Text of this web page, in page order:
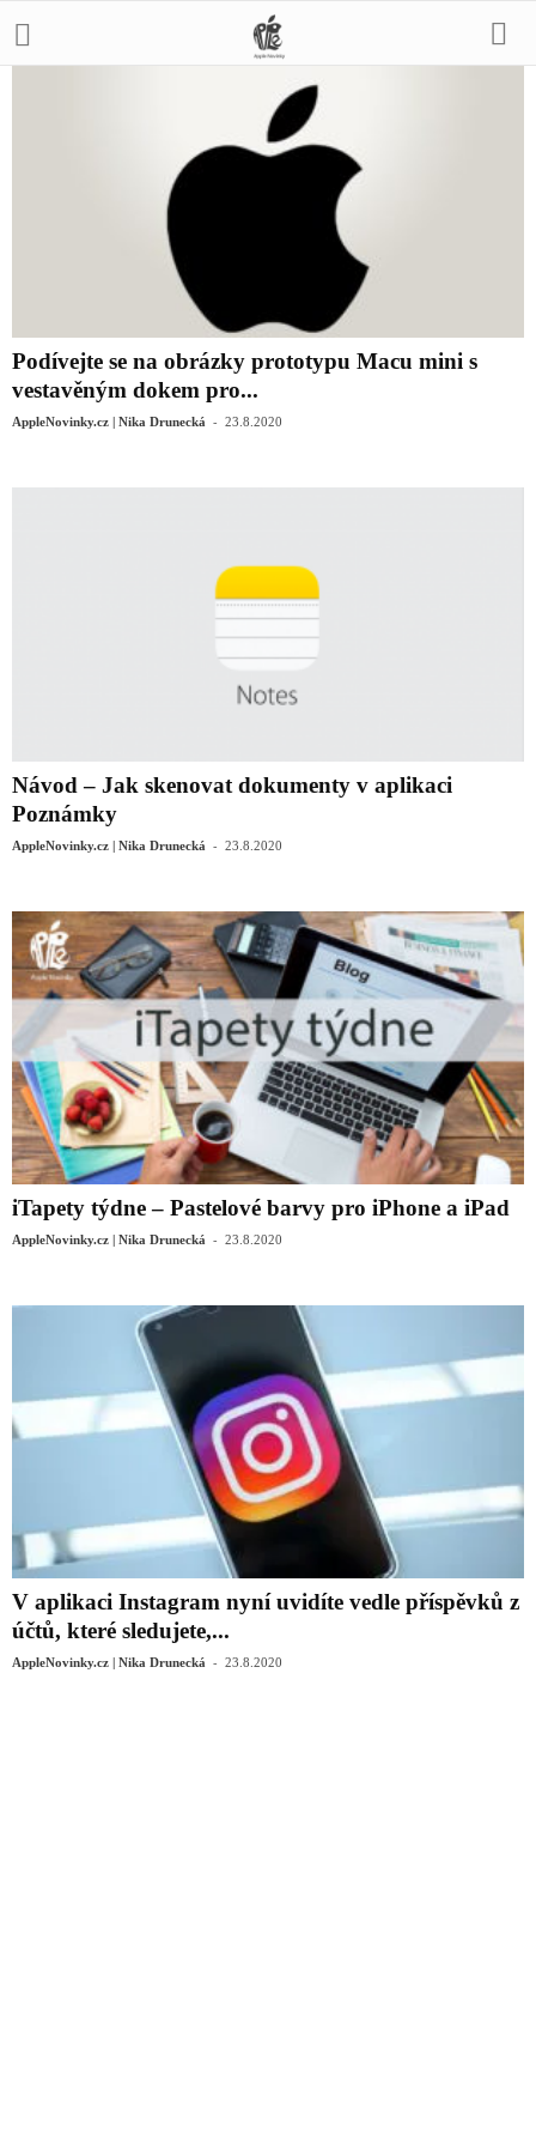
Podívejte se na obrázky prototypu Macu mini s
vestavěným dokem pro...
AppleNovinky.cz | Nika Drunecká - 23.8.2020
Návod – Jak skenovat dokumenty v aplikaci
Poznámky
AppleNovinky.cz | Nika Drunecká - 23.8.2020
iTapety týdne – Pastelové barvy pro iPhone a iPad
AppleNovinky.cz | Nika Drunecká - 23.8.2020
V aplikaci Instagram nyní uvidíte vedle příspěvků z
účtů, které sledujete,...
AppleNovinky.cz | Nika Drunecká - 23.8.2020